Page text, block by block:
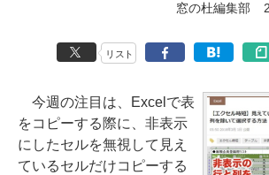
窓の杜編集部
リスト
今週の注目は、Excelで表
をコピーする際に、非表示
にしたセルを無視して見え
ているセルだけコピーする